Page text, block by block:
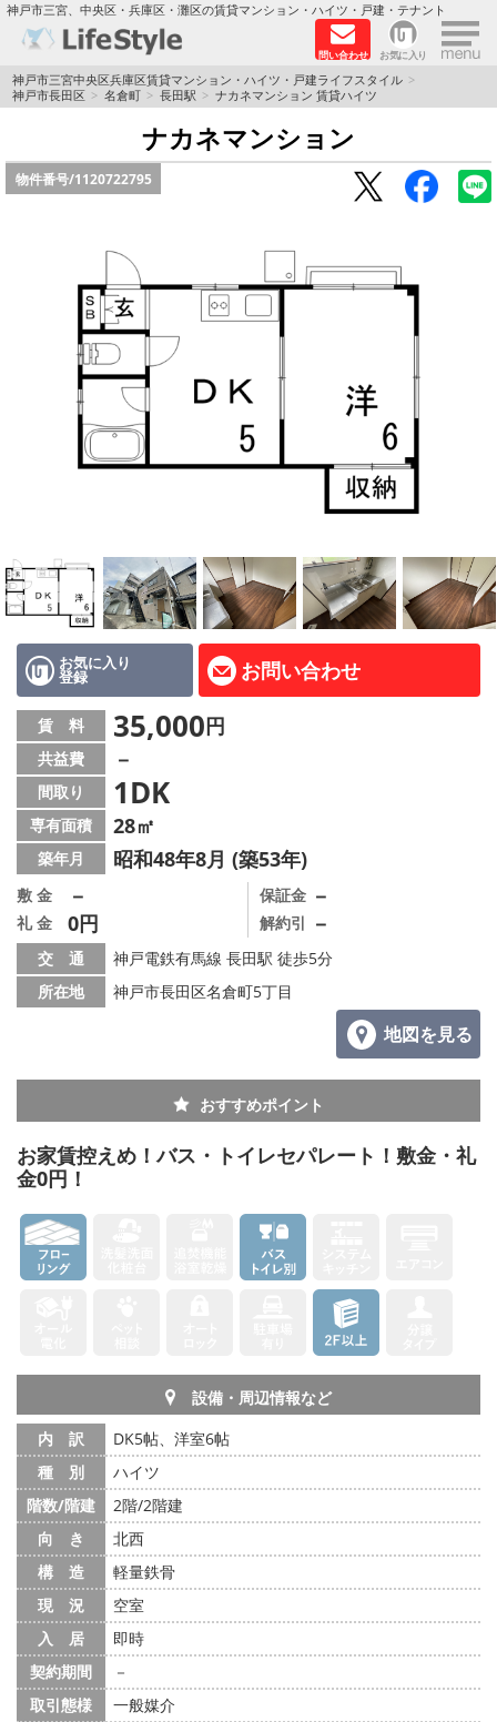
神戸市三宮、中央区・兵庫区・灘区の賃貸マンション・ハイツ・戸建・テナント
問い合わせ お気に入り ×
TOPページ
神戸の単身向けマンション特集
新築物件
保証人不要
高級賃貸
リノベーション物件
ペット飼育可能
地域から探す
地図から探す
店舗情報·アクセス
会社概要
メールでお問い合わせ
神戸市三宮中央区兵庫区賃貸マンション・ハイツ・戸建ライフスタイル
神戸市長田区
名倉町 長田駅 ナカネマンション 賃貸ハイツ
ナカネマンション
物件番号/1120722795
お気に入り
登録 お問い合わせ
賃 料 35,000円
共益費 －
間取り 1DK
専有面積 28㎡
築年月 昭和48年8月 (築53年)
敷 金 －
礼 金 0円
保証金 －
解約引 －
交 通
神戸電鉄有馬線 長田駅 徒歩5分
所在地
神戸市長田区名倉町5丁目
地図を見る
おすすめポイント
お家賃控えめ！バス・トイレセパレート！敷金・礼
金0円！
設備・周辺情報など
内 訳
DK5帖、洋室6帖
種 別
ハイツ
階数/階建
2階/2階建
向 き
北西
構 造
軽量鉄骨
現 況
空室
入 居
即時
契約期間
－
取引態様
一般媒介